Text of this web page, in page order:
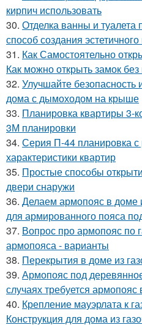
кирпич использовать
30. Отделка ванны и
способ создания
31. Как Самостоятельно
Как можно открыть замок
32. Улучшайте
дома с дымоходом на крыше
33. Планировка квартиры 3-
3М планировки
34. Серия П-44 планировка
характеристики квартир
35. Простые способы
двери снаружи
36. Делаем армопояс в доме
для армированного пояса
37. Вопрос про армопояс по
армопояса - варианты
38. Перекрытия в доме из
39. Армопояс под
случаях требуется армопояс
40. Крепление мауэрлата к
Конструкция для дома из